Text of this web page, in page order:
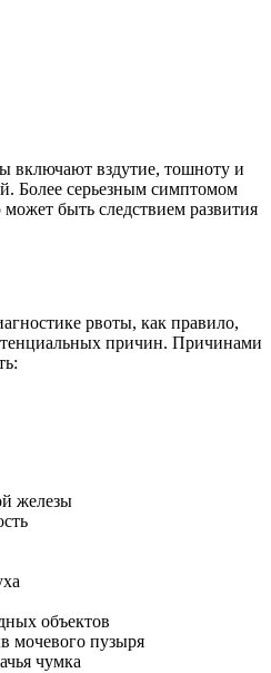
включают вздутие, тошноту и
Более серьезным симптомом
может быть следствием развития
рвоты, как правило,
причин. Причинами
железы
объектов
мочевого пузыря
чумка